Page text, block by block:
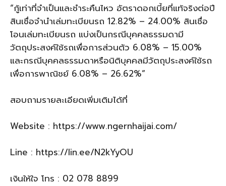
“กู้เท่าที่จำเป็นและชำระคืนไหว อัตราดอกเบี้ยที่แท้จริงต่อปี
สินเชื่อจำนำเล่มทะเบียนรถ 12.82% – 24.00% สินเชื่อ
โอนเล่มทะเบียนรถ แบ่งเป็นกรณีบุคคลธรรมดามี
วัตถุประสงค์ใช้รถเพื่อการส่วนตัว 6.08% – 15.00%
และกรณีบุคคลธรรมดาหรือนิติบุคคลมีวัตถุประสงค์ใช้รถ
เพื่อการพาณิชย์ 6.08% – 26.62%”
สอบถามรายละเอียดเพิ่มเติมได้ที่
Website : https://www.ngernhaijai.com/
Line : https://lin.ee/N2kYyOU
เงินให้ใจ โทร : 02 078 8899